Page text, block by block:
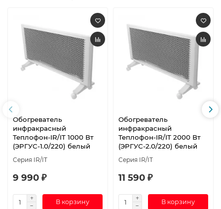
Обогреватель
инфракрасный
Теплофон-IR/IT 1000 Вт
(ЭРГУС-1.0/220) белый
Серия IR/IT
9 990 ₽
В корзину
Обогреватель
инфракрасный
Теплофон-IR/IT 2000 Вт
(ЭРГУС-2.0/220) белый
Серия IR/IT
11 590 ₽
В корзину